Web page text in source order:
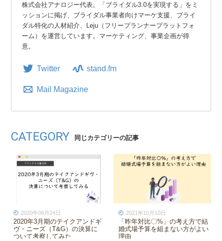
株式会社アナロジー代表。「ブライダル3.0を実現する」をミ
ッションに掲げ、ブライダル事業者向けマーケ支援、ブライ
ダル特化の人材紹介、Leju（フリープランナープラットフォ
ーム）を運営しています。マーケティング、事業企画が得
意。
Twitter stand.fm
Mail Magazine
CATEGORY 同じカテゴリーの記事
2021年11月03日
プロデュースサービスの差別化
ポイントはウェブマーケティン
グ力だと思う話
2021年08月26日
ゼクシィネットからの集客を徹
底攻略！【結婚式場の集客担当
者向け】